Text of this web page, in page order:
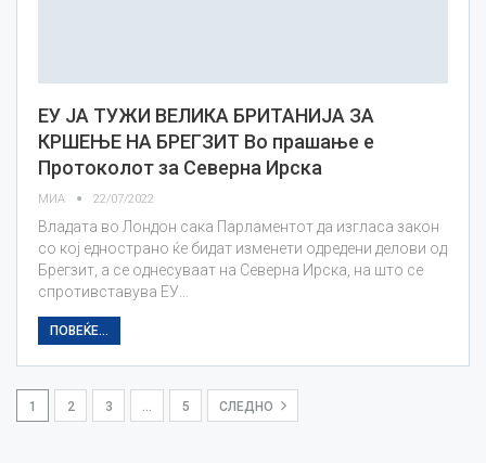
ЕУ ЈА ТУЖИ ВЕЛИКА БРИТАНИЈА ЗА
КРШЕЊЕ НА БРЕГЗИТ Во прашање е
Протоколот за Северна Ирска
МИА 22/07/2022
Владата во Лондон сака Парламентот да изгласа закон
со кој еднострано ќе бидат изменети одредени делови од
Брегзит, а се однесуваат на Северна Ирска, на што се
спротивставува ЕУ…
ПОВЕЌЕ...
1 2 3 5 СЛЕДНО